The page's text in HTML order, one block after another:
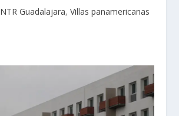
NTR Guadalajara, Villas panamericanas